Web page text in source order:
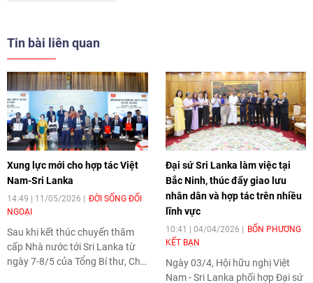
Tin bài liên quan
Xung lực mới cho hợp tác Việt
Nam-Sri Lanka
14:49 | 11/05/2026
ĐỜI SỐNG ĐỐI
NGOẠI
Sau khi kết thúc chuyến thăm
cấp Nhà nước tới Sri Lanka từ
ngày 7-8/5 của Tổng Bí thư, Chủ
Đại sứ Sri Lanka làm việc tại
Bắc Ninh, thúc đẩy giao lưu
nhân dân và hợp tác trên nhiều
lĩnh vực
10:41 | 04/04/2026
BỐN PHƯƠNG
KẾT BẠN
Ngày 03/4, Hội hữu nghị Việt
Nam - Sri Lanka phối hợp Đại sứ